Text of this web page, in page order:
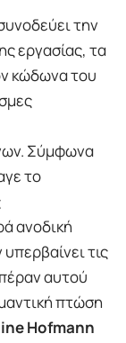
την
εργασίας, τα
κώδωνα του
Σύμφωνα
το
ανοδική
τις
αυτού
πτώση
Hofmann